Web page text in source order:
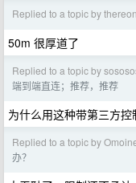
Replied to a topic by
50m 很厚道了
Replied to a topic by
端到端直连；推荐，推荐
为什么用这种带第三方控
Replied to a topic by
办？